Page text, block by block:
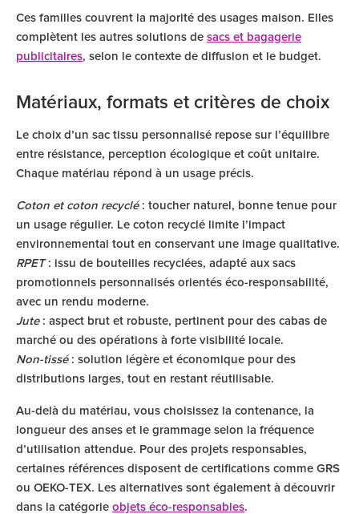
Ces familles couvrent la majorité des usages maison. Elles
complètent les autres solutions de sacs et bagagerie
publicitaires, selon le contexte de diffusion et le budget.
Matériaux, formats et critères de choix
Le choix d’un sac tissu personnalisé repose sur l’équilibre
entre résistance, perception écologique et coût unitaire.
Chaque matériau répond à un usage précis.
Coton et coton recyclé: toucher naturel, bonne tenue pour
un usage régulier. Le coton recyclé limite l’impact
environnemental tout en conservant une image qualitative.
RPET: issu de bouteilles recyclées, adapté aux sacs
promotionnels personnalisés orientés éco-responsabilité,
avec un rendu moderne.
Jute: aspect brut et robuste, pertinent pour des cabas de
marché ou des opérations à forte visibilité locale.
Non-tissé: solution légère et économique pour des
distributions larges, tout en restant réutilisable.
Au-delà du matériau, vous choisissez la contenance, la
longueur des anses et le grammage selon la fréquence
d’utilisation attendue. Pour des projets responsables,
certaines références disposent de certifications comme GRS
ou OEKO-TEX. Les alternatives sont également à découvrir
dans la catégorie objets éco-responsables.